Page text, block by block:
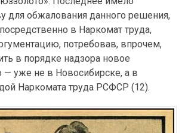
для обжалования данного решения,
в Наркомат труда,
потребовав, впрочем,
в порядке надзора новое
— уже не в Новосибирске, а в
Наркомата труда РСФСР (12).